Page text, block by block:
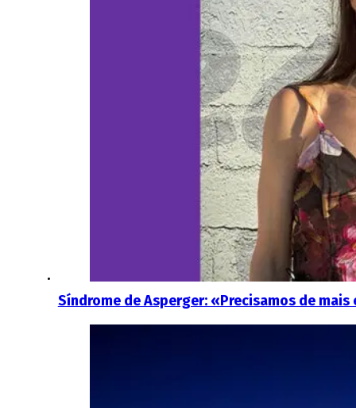
Síndrome de Asperger: «Precisamos de